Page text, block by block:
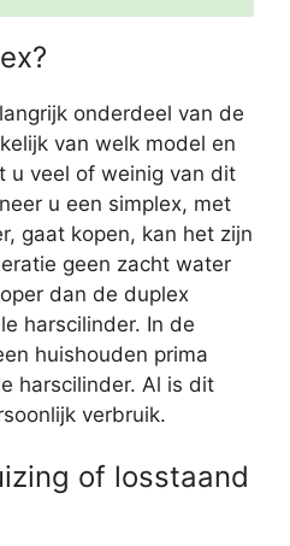
onderdeel van de
van welk model en
u veel of weinig van dit
u een simplex, met
gaat kopen, kan het zijn
geen zacht water
dan de duplex
harscilinder. In de
huishouden prima
harscilinder. Al is dit
verbruik.
of losstaand